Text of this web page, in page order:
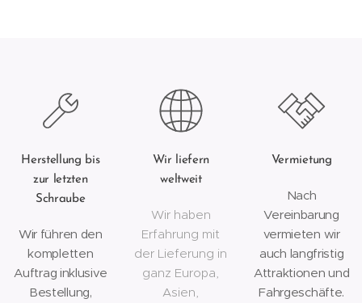
Herstellung bis
zur letzten
Schraube
Wir führen den
kompletten
Auftrag inklusive
Bestellung,
Wir liefern
weltweit
Wir haben
Erfahrung mit
der Lieferung in
ganz Europa,
Asien,
Vermietung
Nach
Vereinbarung
vermieten wir
auch langfristig
Attraktionen und
Fahrgeschäfte.